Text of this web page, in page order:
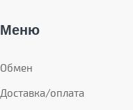
Меню
Обмен
Доставка/оплата